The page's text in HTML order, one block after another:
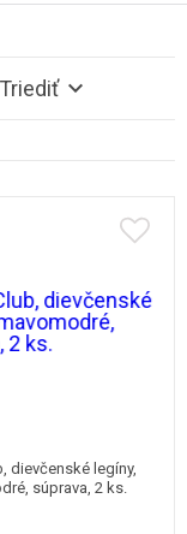
krajiny.
z vášho košíka
Triediť
dievčenské legíny,
súprava, 2 ks.